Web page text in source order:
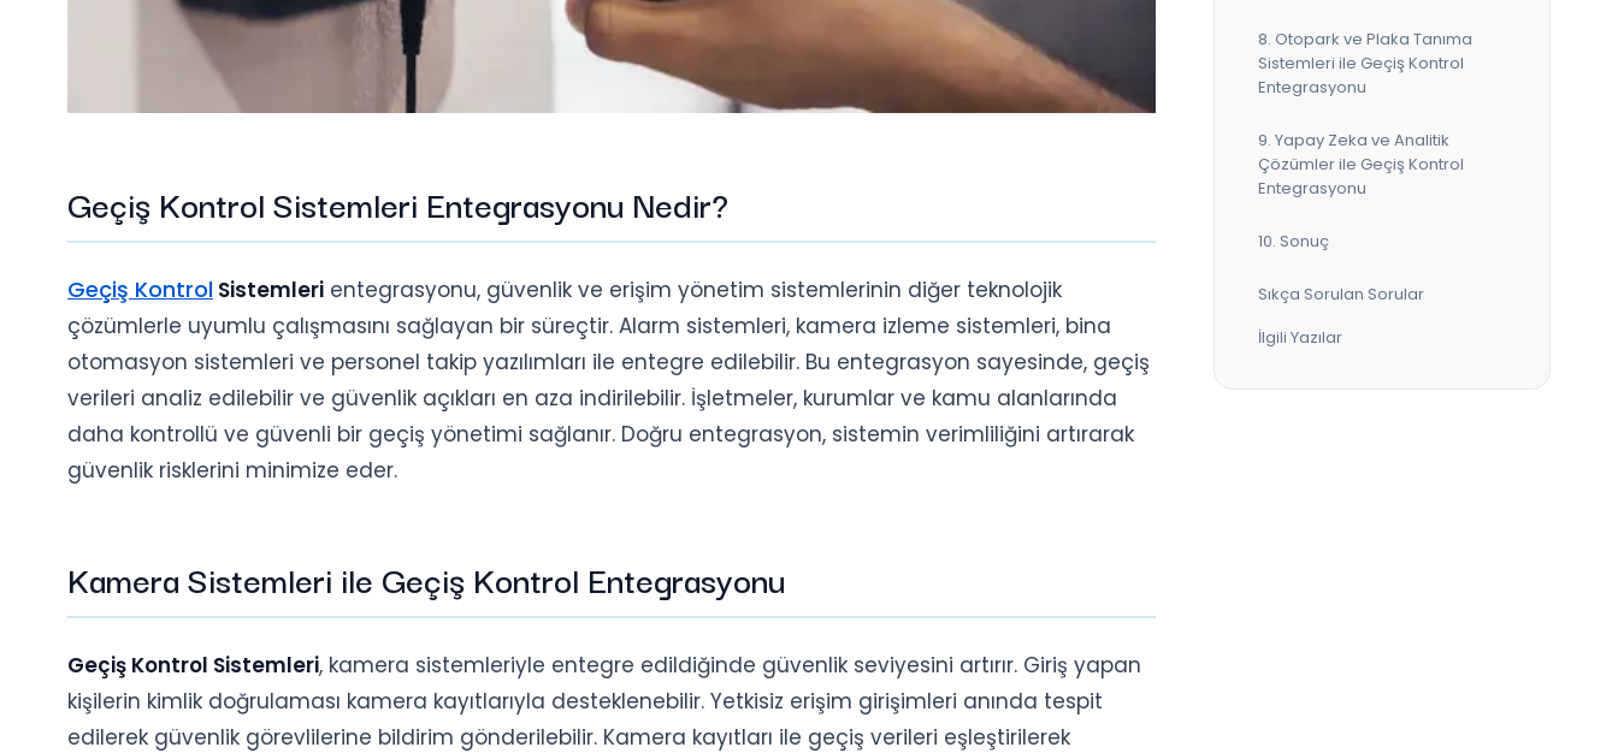
Geçiş Kontrol Sistemleri Entegrasyonu Nedir?
Geçiş Kontrol Sistemleri entegrasyonu, güvenlik ve erişim yönetim sistemlerinin diğer teknolojik
çözümlerle uyumlu çalışmasını sağlayan bir süreçtir. Alarm sistemleri, kamera izleme sistemleri, bina
otomasyon sistemleri ve personel takip yazılımları ile entegre edilebilir. Bu entegrasyon sayesinde, geçiş
verileri analiz edilebilir ve güvenlik açıkları en aza indirilebilir. İşletmeler, kurumlar ve kamu alanlarında
daha kontrollü ve güvenli bir geçiş yönetimi sağlanır. Doğru entegrasyon, sistemin verimliliğini artırarak
güvenlik risklerini minimize eder.
Kamera Sistemleri ile Geçiş Kontrol Entegrasyonu
Geçiş Kontrol Sistemleri, kamera sistemleriyle entegre edildiğinde güvenlik seviyesini artırır. Giriş yapan
kişilerin kimlik doğrulaması kamera kayıtlarıyla desteklenebilir. Yetkisiz erişim girişimleri anında tespit
edilerek güvenlik görevlilerine bildirim gönderilebilir. Kamera kayıtları ile geçiş verileri eşleştirilerek
8. Otopark ve Plaka Tanıma
Sistemleri ile Geçiş Kontrol
Entegrasyonu
9. Yapay Zeka ve Analitik
Çözümler ile Geçiş Kontrol
Entegrasyonu
10. Sonuç
Sıkça Sorulan Sorular
İlgili Yazılar